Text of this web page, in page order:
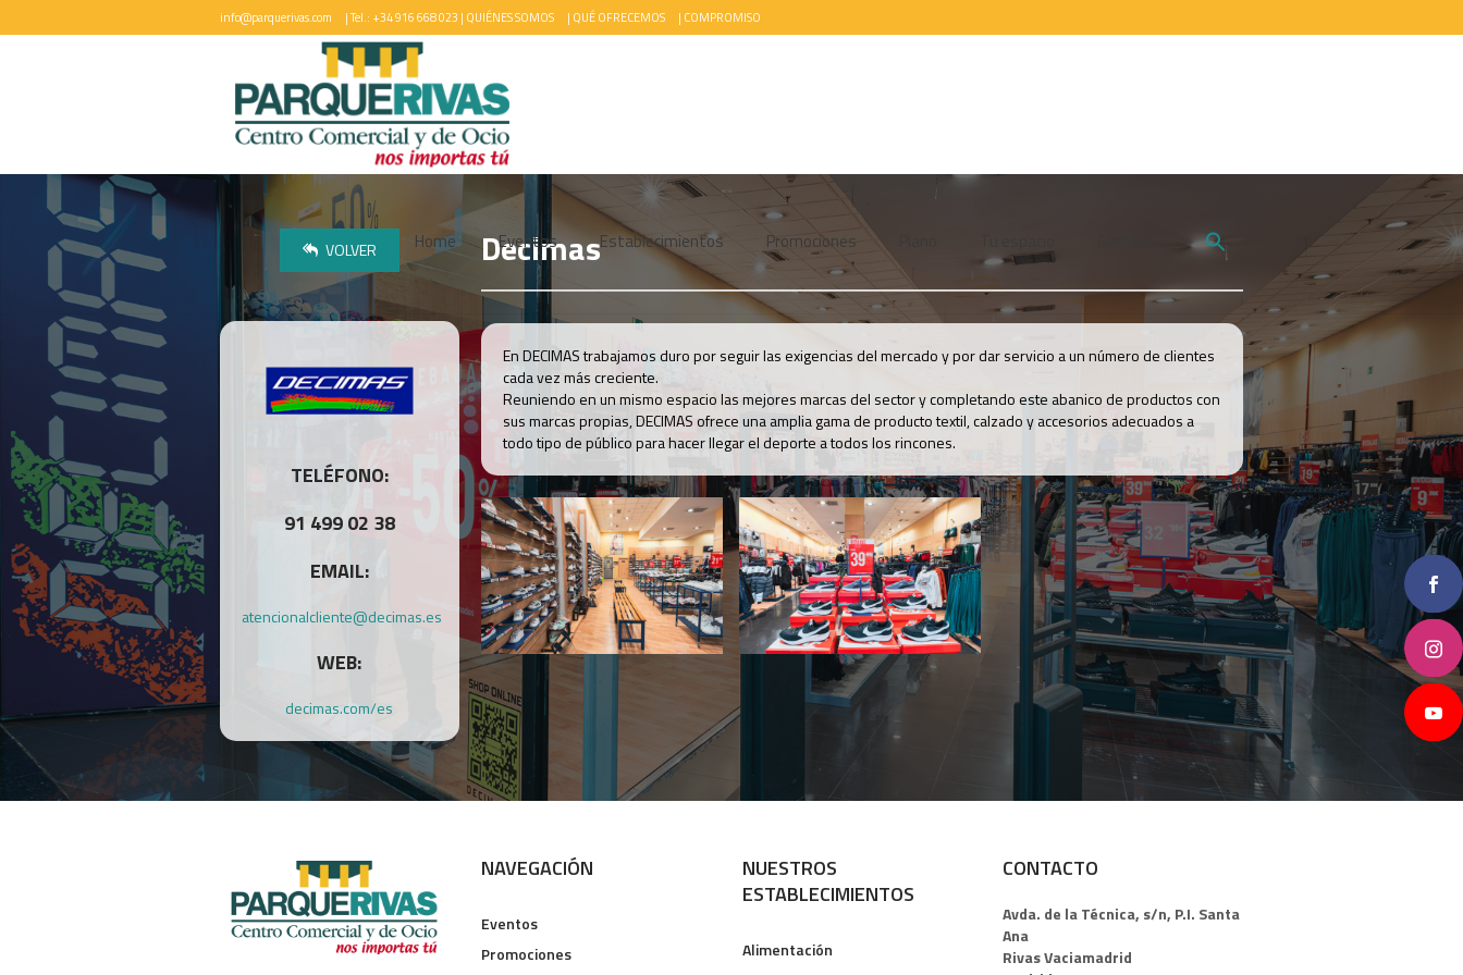
info@parquerivas.com | Tel.: +34 916 668 023 | QUIÉNES SOMOS | QUÉ OFRECEMOS | COMPROMISO
Home Eventos Establecimientos Promociones
VOLVER
TELÉFONO:
91 499 02 38
EMAIL:
atencionalcliente@decimas.es
WEB:
decimas.com/es
Decimas
En DECIMAS trabajamos duro por seguir las exigencias del mercado y por dar servicio a un número de clientes
cada vez más creciente.
Reuniendo en un mismo espacio las mejores marcas del sector y completando este abanico de productos con
sus marcas propias, DECIMAS ofrece una amplia gama de producto textil, calzado y accesorios adecuados a
todo tipo de público para hacer llegar el deporte a todos los rincones.
NAVEGACIÓN
Eventos
Promociones
NUESTROS
ESTABLECIMIENTOS
Alimentación
CONTACTO
Avda. de la Técnica, s/n, P.I. Santa
Ana
Rivas Vaciamadrid